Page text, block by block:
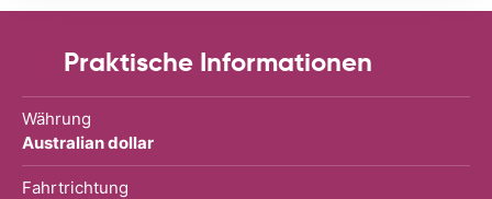
Praktische Informationen
Währung
Australian dollar
Fahrtrichtung